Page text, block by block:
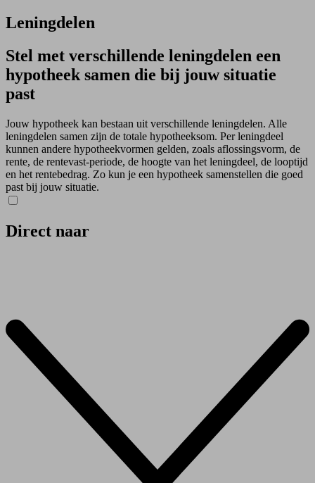
Leningdelen
Stel met verschillende leningdelen een
hypotheek samen die bij jouw situatie
past
Jouw hypotheek kan bestaan uit verschillende leningdelen. Alle
leningdelen samen zijn de totale hypotheeksom. Per leningdeel
kunnen andere hypotheekvormen gelden, zoals aflossingsvorm, de
rente, de rentevast-periode, de hoogte van het leningdeel, de looptijd
en het rentebedrag. Zo kun je een hypotheek samenstellen die goed
past bij jouw situatie.
Direct naar